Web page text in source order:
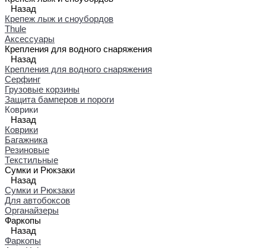
Назад
Крепеж лыж и сноубордов
Thule
Аксессуары
Крепления для водного снаряжения
Назад
Крепления для водного снаряжения
Серфинг
Грузовые корзины
Защита бамперов и пороги
Коврики
Назад
Коврики
Багажника
Резиновые
Текстильные
Сумки и Рюкзаки
Назад
Сумки и Рюкзаки
Для автобоксов
Органайзеры
Фаркопы
Назад
Фаркопы